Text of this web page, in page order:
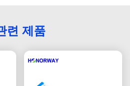
련 제품